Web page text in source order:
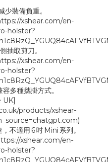
少裝備負重。
xshear.com/en-
holster?
抽取剪刀。
xshear.com/en-
holster?
多種攜掛方式。
UK]
products/xshear-
不適用 6 吋 Mini 系列。
xshear.com/en-
holster?